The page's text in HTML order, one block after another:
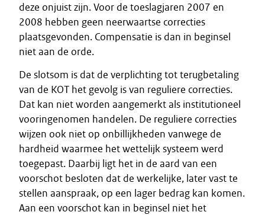
deze onjuist zijn. Voor de toeslagjaren 2007 en
2008 hebben geen neerwaartse correcties
plaatsgevonden. Compensatie is dan in beginsel
niet aan de orde.
De slotsom is dat de verplichting tot terugbetaling
van de KOT het gevolg is van reguliere correcties.
Dat kan niet worden aangemerkt als institutioneel
vooringenomen handelen. De reguliere correcties
wijzen ook niet op onbillijkheden vanwege de
hardheid waarmee het wettelijk systeem werd
toegepast. Daarbij ligt het in de aard van een
voorschot besloten dat de werkelijke, later vast te
stellen aanspraak, op een lager bedrag kan komen.
Aan een voorschot kan in beginsel niet het